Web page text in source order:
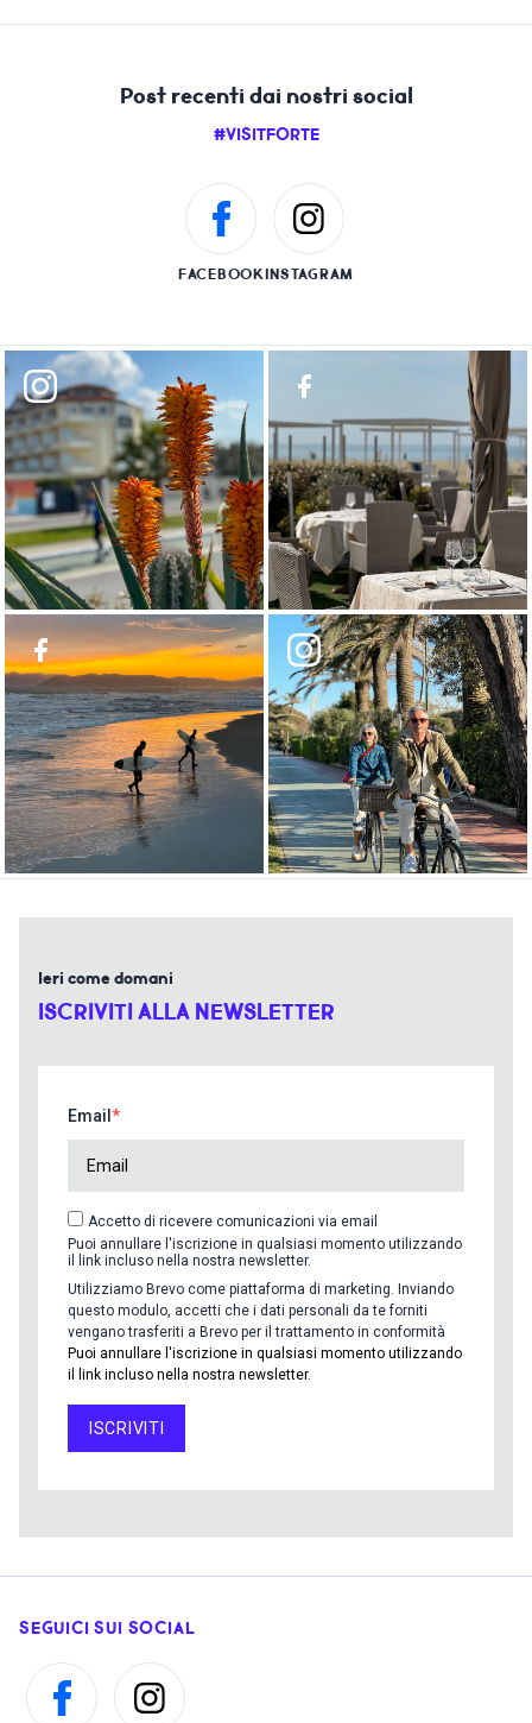
Post recenti dai nostri social
#VISITFORTE
FACEBOOKINSTAGRAM
Ieri come domani
ISCRIVITI ALLA NEWSLETTER
Email
Accetto di ricevere comunicazioni via email
Puoi annullare l'iscrizione in qualsiasi momento utilizzando
il link incluso nella nostra newsletter.
Utilizziamo Brevo come piattaforma di marketing. Inviando
questo modulo, accetti che i dati personali da te forniti
vengano trasferiti a Brevo per il trattamento in conformità
Puoi annullare l'iscrizione in qualsiasi momento utilizzando
il link incluso nella nostra newsletter.
ISCRIVITI
SEGUICI SUI SOCIAL